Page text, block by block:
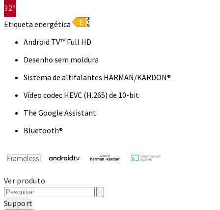
32″
Etiqueta energética
Android TV™ Full HD
Desenho sem moldura
Sistema de altifalantes HARMAN/KARDON®
Vídeo codec HEVC (H.265) de 10-bit
The Google Assistant
Bluetooth®
Ver produto
Support